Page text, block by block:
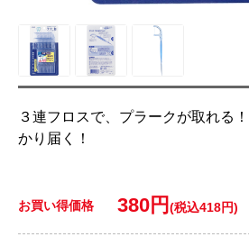
３連フロスで、プラークが取れる
かり届く！
お買い得価格 380円 (税込418円)